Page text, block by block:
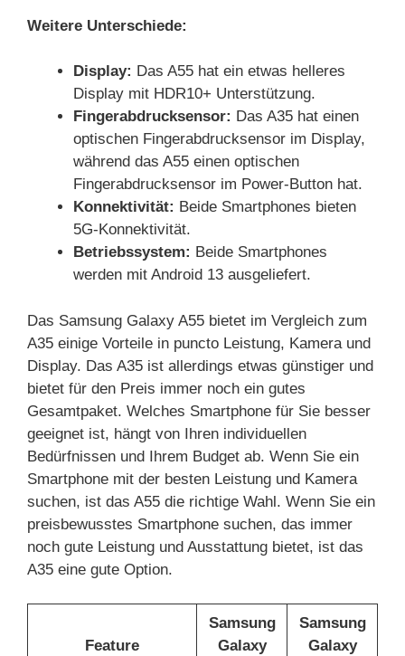
Weitere Unterschiede:
Display: Das A55 hat ein etwas helleres
Display mit HDR10+ Unterstützung.
Fingerabdrucksensor: Das A35 hat einen
optischen Fingerabdrucksensor im Display,
während das A55 einen optischen
Fingerabdrucksensor im Power-Button hat.
Konnektivität: Beide Smartphones bieten
5G-Konnektivität.
Betriebssystem: Beide Smartphones
werden mit Android 13 ausgeliefert.
Das Samsung Galaxy A55 bietet im Vergleich zum
A35 einige Vorteile in puncto Leistung, Kamera und
Display. Das A35 ist allerdings etwas günstiger und
bietet für den Preis immer noch ein gutes
Gesamtpaket. Welches Smartphone für Sie besser
geeignet ist, hängt von Ihren individuellen
Bedürfnissen und Ihrem Budget ab. Wenn Sie ein
Smartphone mit der besten Leistung und Kamera
suchen, ist das A55 die richtige Wahl. Wenn Sie ein
preisbewusstes Smartphone suchen, das immer
noch gute Leistung und Ausstattung bietet, ist das
A35 eine gute Option.
Feature
Samsung
Galaxy
Samsung
Galaxy